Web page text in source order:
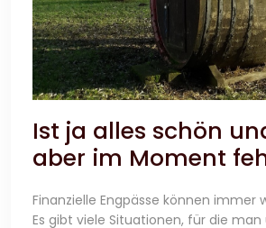
Ist ja alles schön
aber im Moment
Finanzielle Engpässe können immer
Es gibt viele Situationen, für die